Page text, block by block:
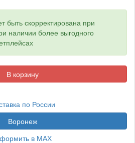
быть скорректирована при
наличии более выгодного
по России
Воронеж
в МАХ